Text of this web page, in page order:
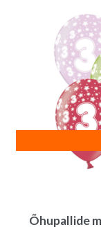
Õhupallide